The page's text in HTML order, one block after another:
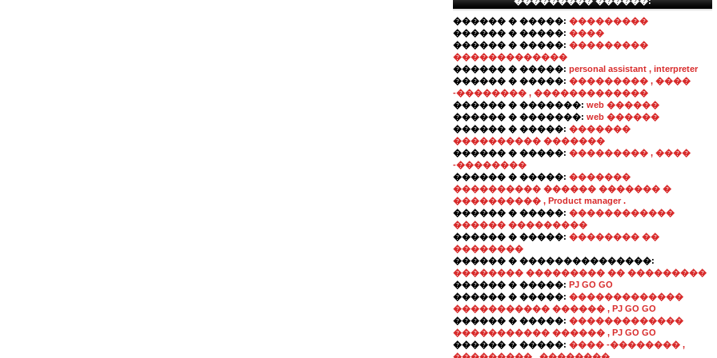
������ � �����: ���������
������ � �����: ����
������ � �����: ���������
�������������
������ � �����: personal assistant , interpreter
������ � �����: ��������� , ����
-�������� , �������������
������ � �������: web ������
������ � �������: web ������
������ � �����: �������
���������� �������
������ � �����: ��������� , ����
-��������
������ � �����: �������
���������� ������ ������� �
���������� , Product manager .
������ � �����: ������������
������ ���������
������ � �����: �������� ��
��������
������ � ���������������:
�������� ��������� �� ���������
������ � �����: PJ GO GO
������ � �����: �������������
����������� ������ , PJ GO GO
������ � �����: �������������
����������� ������ , PJ GO GO
������ � �����: ���� -�������� ,